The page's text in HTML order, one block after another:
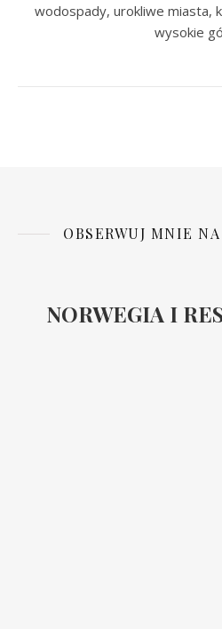
wodospady, urokliwe miasta,
wysokie
OBSERWUJ MNIE
NORWEGIA I